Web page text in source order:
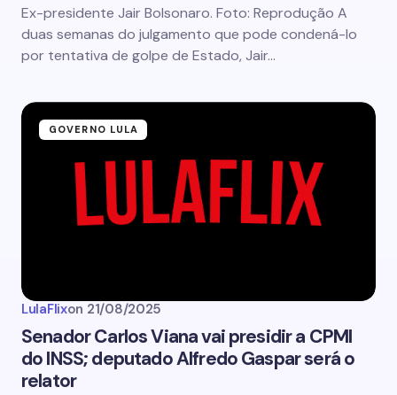
Ex-presidente Jair Bolsonaro. Foto: Reprodução A
duas semanas do julgamento que pode condená-lo
por tentativa de golpe de Estado, Jair…
GOVERNO LULA
LulaFlixon 21/08/2025
Senador Carlos Viana vai presidir a CPMI
do INSS; deputado Alfredo Gaspar será o
relator